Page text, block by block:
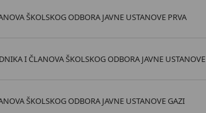
ŠKOLSKOG ODBORA JAVNE USTANOVE PRVA
I ČLANOVA ŠKOLSKOG ODBORA JAVNE USTANOVE
ŠKOLSKOG ODBORA JAVNE USTANOVE GAZI